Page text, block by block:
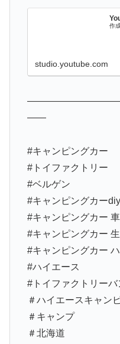
作
studio.youtube.com
——
#キャンピングカー
#トイファクトリー
#ベルゲン
#キャンピングカーdiy
#キャンピングカー
#キャンピングカー
#キャンピングカー
#ハイエース
#トイファクトリーバ
＃ハイエースキャン
＃キャンプ
＃北海道